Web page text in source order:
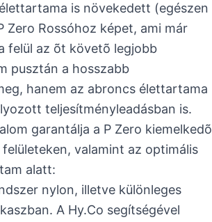
is növekedett (egészen
Zero Rossóhoz képet, ami már
felül az õt követõ legjobb
pusztán a hosszabb
hanem az abroncs élettartama
teljesítményleadásban is.
garantálja a P Zero kiemelkedõ
valamint az optimális
alatt:
nylon, illetve különleges
A Hy.Co segítségével